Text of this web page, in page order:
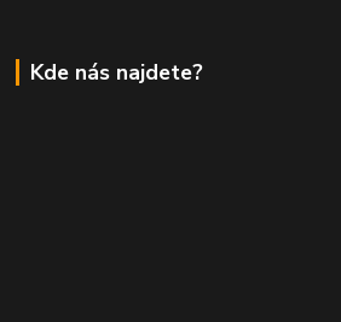
Kde nás najdete?